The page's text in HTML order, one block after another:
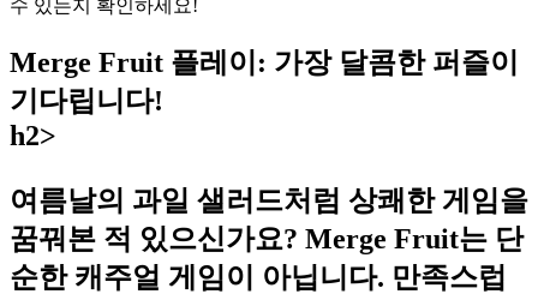
수 있는지 확인하세요!
Merge Fruit 플레이: 가장 달콤한 퍼즐이
기다립니다!
h2>
여름날의 과일 샐러드처럼 상쾌한 게임을
꿈꿔본 적 있으신가요? Merge Fruit는 단
순한 캐주얼 게임이 아닙니다. 만족스럽